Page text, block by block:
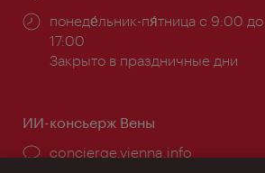
Часы
работы:
понеде́льник-пя́тница с 9:00 до
17:00
Закрыто в праздничные дни
ИИ-консьерж Вены
concierge.vienna.info